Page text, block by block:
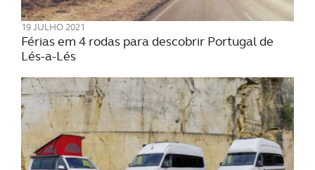
19 JULHO 2021
Férias em 4 rodas para descobrir Portugal de
Lés-a-Lés